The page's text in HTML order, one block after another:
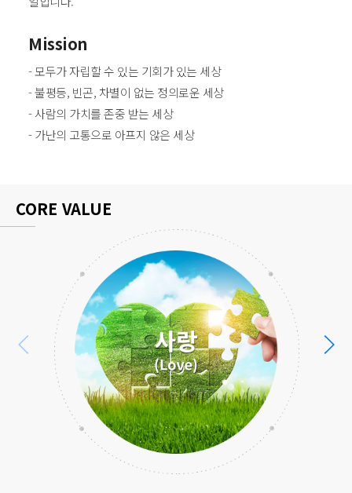
Mission
- 모두가 자립할 수 있는 기회가 있는 세상
- 불평등, 빈곤, 차별이 없는 정의로운 세상
- 사람의 가치를 존중 받는 세상
- 가난의 고통으로 아프지 않은 세상
CORE VALUE